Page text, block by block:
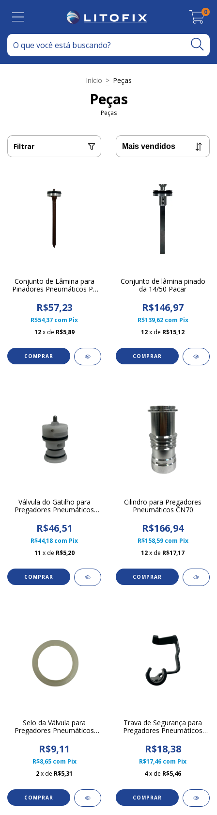
0
Início > Peças
Peças
Peças
Filtrar
Conjunto de Lâmina para
Pinadores Pneumáticos Pi-
R$57,23
R$54,37 com Pix
12 x de R$5,89
Conjunto de lâmina pinado
da 14/50 Pacar
R$146,97
R$139,62 com Pix
12x de R$15,12
Válvula do Gatilho para
Pregadores Pneumáticos
R$46,51
R$44,18 com Pix
11 x de R$5,20
Cilindro para Pregadores
Pneumáticos CN70
R$166,94
R$158,59 com Pix
12x de R$17,17
Selo da Válvula para
Pregadores Pneumáticos
R$9,11
R$8,65 com Pix
2x de R$5,31
Trava de Segurança para
Pregadores Pneumáticos
R$18,38
R$17,46 com Pix
4x de R$5,46